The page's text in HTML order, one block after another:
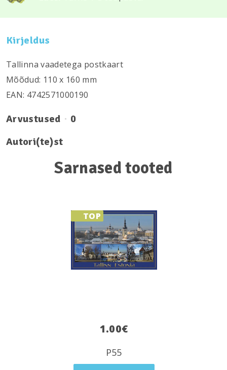
Kirjeldus
Tallinna vaadetega postkaart
Mõõdud: 110 х 160 mm
EAN: 4742571000190
Arvustused
0
Autori(te)st
Sarnased tooted
TOP
1.00€
P55